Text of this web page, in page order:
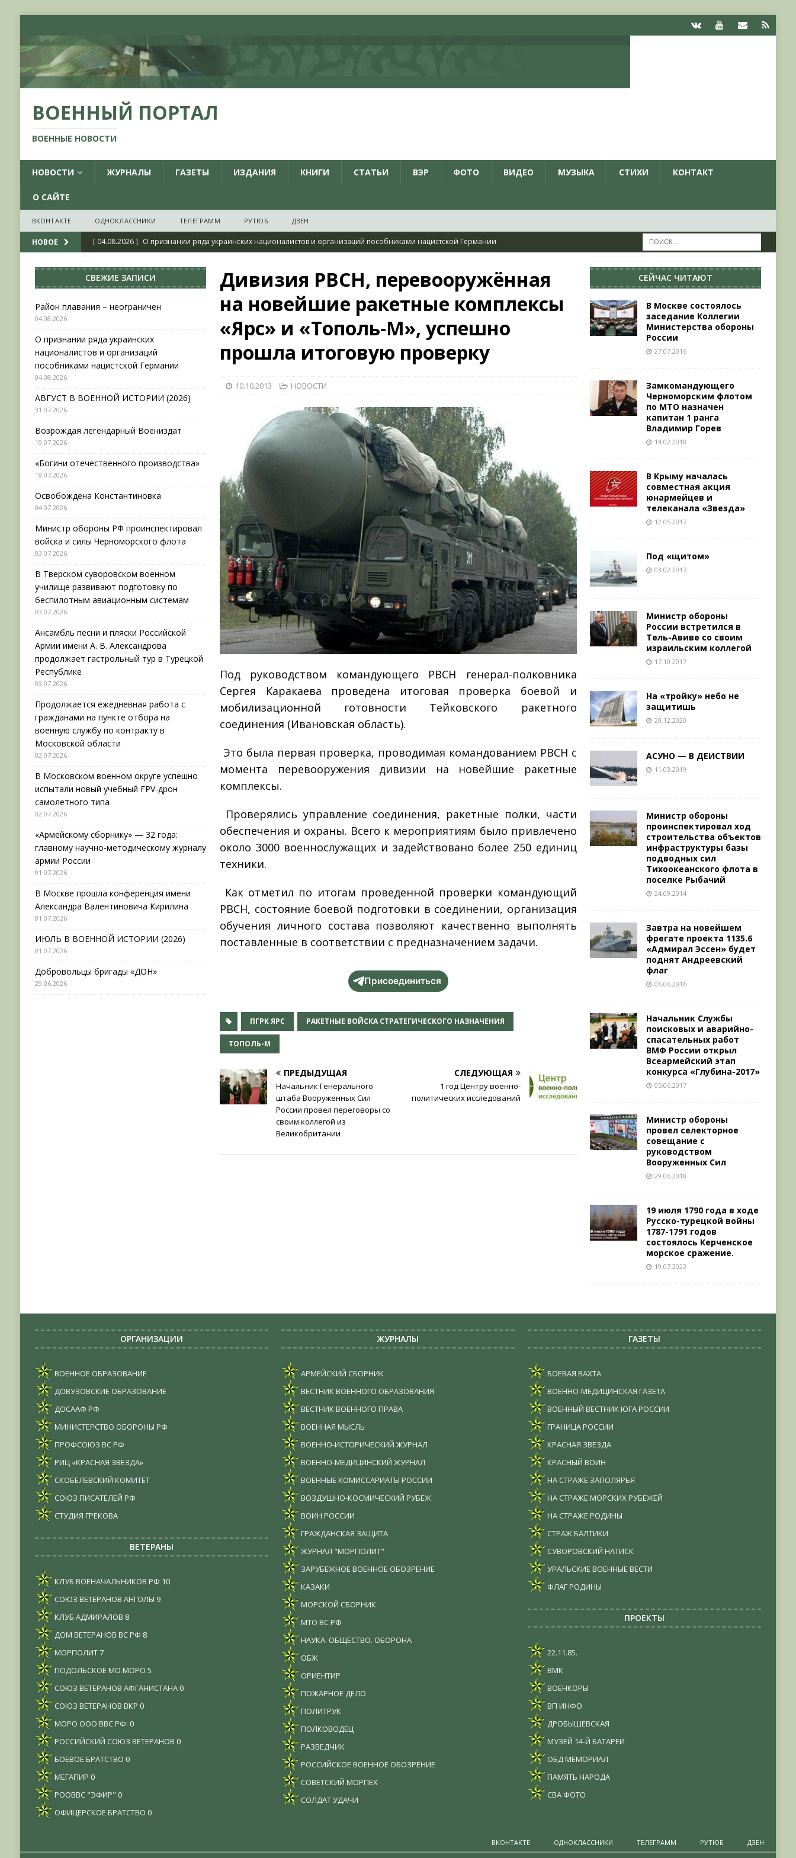
ВОЕННЫЙ ПОРТАЛ
ВОЕННЫЕ НОВОСТИ
НОВОСТИ ЖУРНАЛЫ ГАЗЕТЫ ИЗДАНИЯ КНИГИ СТАТЬИ ВЭР ФОТО ВИДЕО МУЗЫКА СТИХИ КОНТАКТ
О САЙТЕ
ВКОНТАКТЕ ОДНОКЛАССНИКИ ТЕЛЕГРАММ РУТЮБ ДЗЕН
НОВОЕ [ 04.08.2026 ] О признании ряда украинских националистов и организаций пособниками нацистской Германии
[ 31.07.2026 ] АВГУСТ В ВОЕННОЙ ИСТОРИИ (2026)
ВОЕННО-ИСТОРИЧЕСКИЙ ЖУРНАЛ
Возрождая легендарный Воениздат
НОВОСТИ
«Богини отечественного производства»
КРАСНАЯ ЗВЕЗДА
[ 04.08.2026 ] Район плавания – неограничен
Дивизия РВСН, перевооружённая
на новейшие ракетные комплексы
«Ярс» и «Тополь-М», успешно
прошла итоговую проверку
10.10.2013 НОВОСТИ
Под руководством командующего РВСН генерал-полковника
Сергея Каракаева проведена итоговая проверка боевой и
мобилизационной готовности Тейковского ракетного
соединения (Ивановская область).
Это была первая проверка, проводимая командованием РВСН с
момента перевооружения дивизии на новейшие ракетные
комплексы.
Проверялись управление соединения, ракетные полки, части
обеспечения и охраны. Всего к мероприятиям было привлечено
около 3000 военнослужащих и задействовано более 250 единиц
техники.
Как отметил по итогам проведенной проверки командующий
РВСН, состояние боевой подготовки в соединении, организация
обучения личного состава позволяют качественно выполнять
поставленные в соответствии с предназначением задачи.
Присоединиться
ПГРК ЯРС РАКЕТНЫЕ ВОЙСКА СТРАТЕГИЧЕСКОГО НАЗНАЧЕНИЯ
ТОПОЛЬ-М
ПРЕДЫДУЩАЯ
Начальник Генерального
штаба Вооруженных Сил
России провел переговоры со
своим коллегой из
Великобритании
СЛЕДУЮЩАЯ
1 год Центру военно-
политических исследований
СВЕЖИЕ ЗАПИСИ
Район плавания – неограничен
04.08.2026
О признании ряда украинских
националистов и организаций
пособниками нацистской Германии
04.08.2026
АВГУСТ В ВОЕННОЙ ИСТОРИИ (2026)
31.07.2026
Возрождая легендарный Воениздат
19.07.2026
«Богини отечественного производства»
19.07.2026
Освобождена Константиновка
04.07.2026
Министр обороны РФ проинспектировал
войска и силы Черноморского флота
03.07.2026
В Тверском суворовском военном
училище развивают подготовку по
беспилотным авиационным системам
03.07.2026
Ансамбль песни и пляски Российской
Армии имени А. В. Александрова
продолжает гастрольный тур в Турецкой
Республике
03.07.2026
Продолжается ежедневная работа с
гражданами на пункте отбора на
военную службу по контракту в
Московской области
02.07.2026
В Московском военном округе успешно
испытали новый учебный FPV-дрон
самолетного типа
02.07.2026
«Армейскому сборнику» — 32 года:
главному научно-методическому журналу
армии России
01.07.2026
В Москве прошла конференция имени
Александра Валентиновича Кирилина
01.07.2026
ИЮЛЬ В ВОЕННОЙ ИСТОРИИ (2026)
01.07.2026
Добровольцы бригады «ДОН»
29.06.2026
СЕЙЧАС ЧИТАЮТ
В Москве состоялось
заседание Коллегии
Министерства обороны
России
27.07.2016
Замкомандующего
Черноморским флотом
по МТО назначен
капитан 1 ранга
Владимир Горев
14.02.2018
В Крыму началась
совместная акция
юнармейцев и
телеканала «Звезда»
12.05.2017
Под «щитом»
03.02.2017
Министр обороны
России встретился в
Тель-Авиве со своим
израильским коллегой
17.10.2017
На «тройку» небо не
защитишь
20.12.2020
АСУНО — В ДЕИСТВИИ
11.03.2019
Министр обороны
проинспектировал ход
строительства объектов
инфраструктуры базы
подводных сил
Тихоокеанского флота в
поселке Рыбачий
24.09.2014
Завтра на новейшем
фрегате проекта 1135.6
«Адмирал Эссен» будет
поднят Андреевский
флаг
06.06.2016
Начальник Службы
поисковых и аварийно-
спасательных работ
ВМФ России открыл
Всеармейский этап
конкурса «Глубина-2017»
05.06.2017
Министр обороны
провел селекторное
совещание с
руководством
Вооруженных Сил
29.06.2018
19 июля 1790 года в ходе
Русско-турецкой войны
1787-1791 годов
состоялось Керченское
морское сражение.
19.07.2022
ОРГАНИЗАЦИИ
ВОЕННОЕ ОБРАЗОВАНИЕ
ДОВУЗОВСКИЕ ОБРАЗОВАНИЕ
ДОСААФ РФ
МИНИСТЕРСТВО ОБОРОНЫ РФ
ПРОФСОЮЗ ВС РФ
РИЦ «КРАСНАЯ ЗВЕЗДА»
СКОБЕЛЕВСКИЙ КОМИТЕТ
СОЮЗ ПИСАТЕЛЕЙ РФ
СТУДИЯ ГРЕКОВА
ВЕТЕРАНЫ
КЛУБ ВОЕНАЧАЛЬНИКОВ РФ 10
СОЮЗ ВЕТЕРАНОВ АНГОЛЫ 9
КЛУБ АДМИРАЛОВ 8
ДОМ ВЕТЕРАНОВ ВС РФ 8
МОРПОЛИТ7
ПОДОЛЬСКОЕ МО МОРО 5
СОЮЗ ВЕТЕРАНОВ АФГАНИСТАНА0
СОЮЗ ВЕТЕРАНОВ ВКР 0
МОРО ООО ВВС РФ: 0
РОССИЙСКИЙ СОЮЗ ВЕТЕРАНОВ 0
БОЕВОЕ БРАТСТВО 0
МЕГАПИР 0
РООВВС "ЭФИР" 0
ОФИЦЕРСКОЕ БРАТСТВО 0
ЖУРНАЛЫ
АРМЕЙСКИЙ СБОРНИК
ВЕСТНИК ВОЕННОГО ОБРАЗОВАНИЯ
ВЕСТНИК ВОЕННОГО ПРАВА
ВОЕННАЯ МЫСЛЬ
ВОЕННО-ИСТОРИЧЕСКИЙ ЖУРНАЛ
ВОЕННО-МЕДИЦИНСКИЙ ЖУРНАЛ
ВОЕННЫЕ КОМИССАРИАТЫ РОССИИ
ВОЗДУШНО-КОСМИЧЕСКИЙ РУБЕЖ
ВОИН РОССИИ
ГРАЖДАНСКАЯ ЗАЩИТА
ЖУРНАЛ "МОРПОЛИТ"
ЗАРУБЕЖНОЕ ВОЕННОЕ ОБОЗРЕНИЕ
КАЗАКИ
МОРСКОЙ СБОРНИК
МТО ВС РФ
НАУКА. ОБЩЕСТВО. ОБОРОНА
ОБЖ
ОРИЕНТИР
ПОЖАРНОЕ ДЕЛО
ПОЛИТРУК
ПОЛКОВОДЕЦ
РАЗВЕДЧИК
РОССИЙСКОЕ ВОЕННОЕ ОБОЗРЕНИЕ
СОВЕТСКИЙ МОРПЕХ
СОЛДАТ УДАЧИ
ГАЗЕТЫ
БОЕВАЯ ВАХТА
ВОЕННО-МЕДИЦИНСКАЯ ГАЗЕТА
ВОЕННЫЙ ВЕСТНИК ЮГА РОССИИ
ГРАНИЦА РОССИИ
КРАСНАЯ ЗВЕЗДА
КРАСНЫЙ ВОИН
НА СТРАЖЕ ЗАПОЛЯРЬЯ
НА СТРАЖЕ МОРСКИХ РУБЕЖЕЙ
НА СТРАЖЕ РОДИНЫ
СТРАЖ БАЛТИКИ
СУВОРОВСКИЙ НАТИСК
УРАЛЬСКИЕ ВОЕННЫЕ ВЕСТИ
ФЛАГ РОДИНЫ
ПРОЕКТЫ
22.11.85.
ВМК
ВОЕНКОРЫ
ВП ИНФО
ДРОБЫШЕВСКАЯ
МУЗЕЙ 14-Й БАТАРЕИ
ОБД МЕМОРИАЛ
ПАМЯТЬ НАРОДА
СВА ФОТО
ВКОНТАКТЕ ОДНОКЛАССНИКИ ТЕЛЕГРАММ РУТЮБ ДЗЕН